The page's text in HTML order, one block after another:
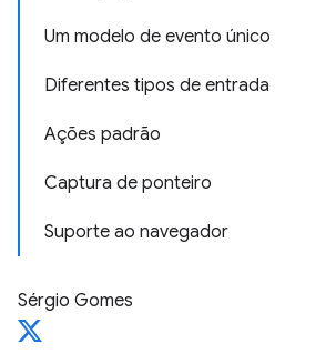
Um modelo de evento único
Diferentes tipos de entrada
Ações padrão
Captura de ponteiro
Suporte ao navegador
Sérgio Gomes